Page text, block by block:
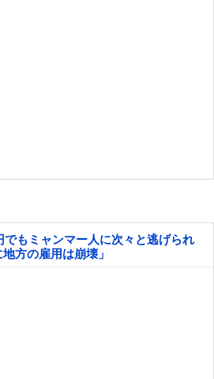
でもミャンマー人に次々と逃げられ
方の雇用は崩壊」